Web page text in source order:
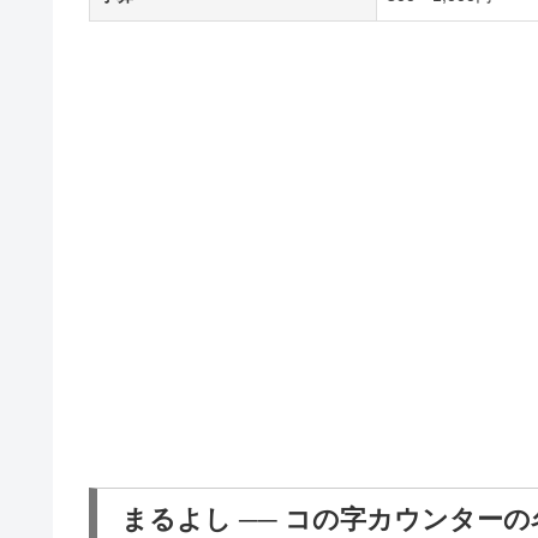
まるよし ── コの字カウンターの